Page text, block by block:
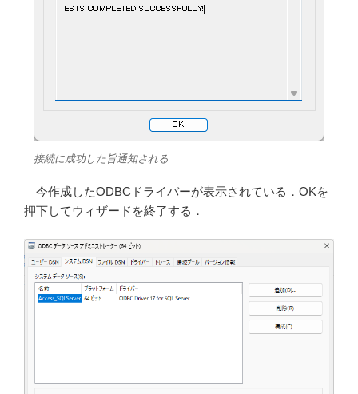
接続に成功した旨通知される
今作成したODBCドライバーが表示されている．OKを
押下してウィザードを終了する．